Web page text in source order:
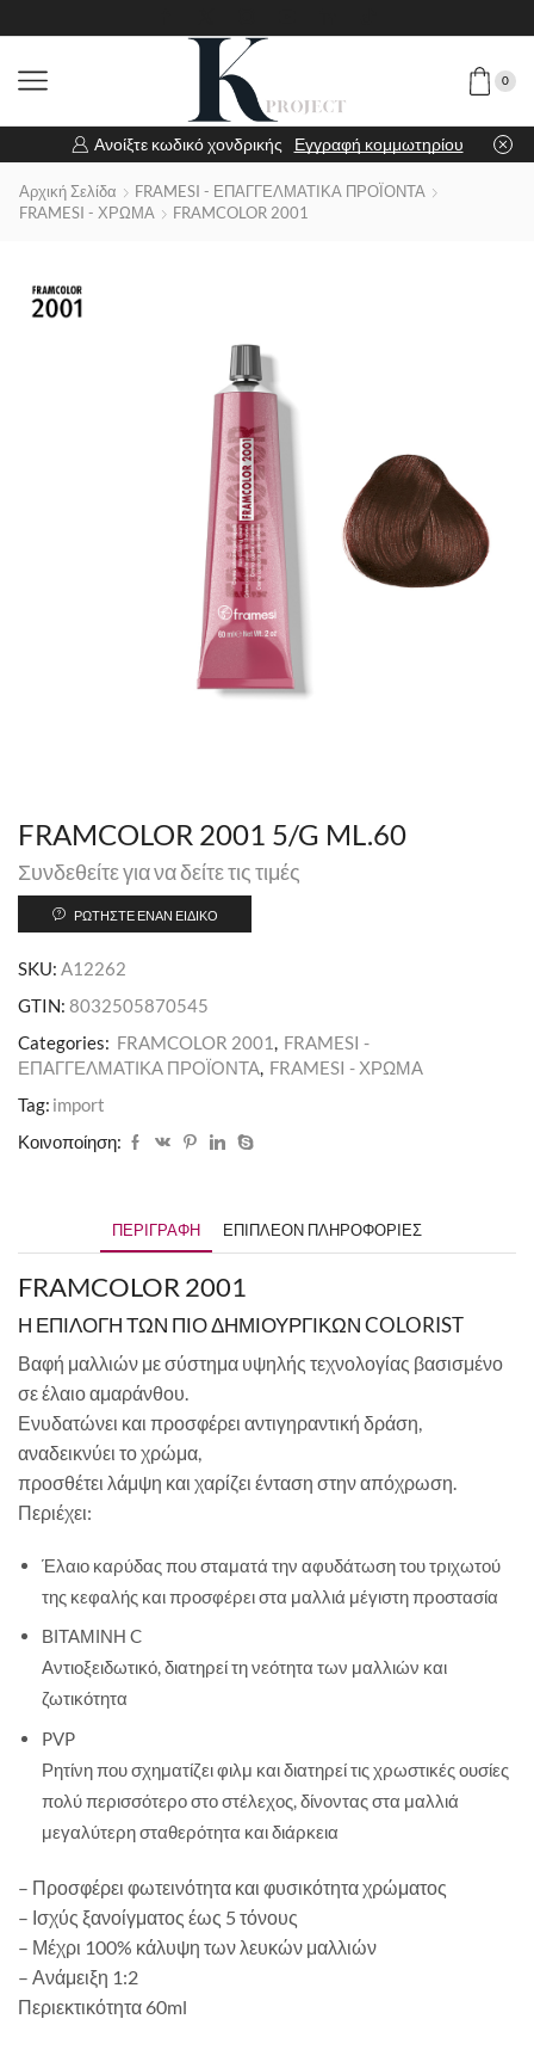
0
Ανοίξτε κωδικό χονδρικής Εγγραφή κομμωτηρίου
Αρχική Σελίδα
FRAMESI - ΕΠΑΓΓΕΛΜΑΤΙΚΑ ΠΡΟΪΟΝΤΑ
FRAMESI - ΧΡΩΜΑ
FRAMCOLOR 2001
FRAMCOLOR 2001 5/G ML.60
Συνδεθείτε για να δείτε τις τιμές
ΡΩΤΉΣΤΕ ΈΝΑΝ ΕΙΔΙΚΌ
SKU: A12262
GTIN: 8032505870545
Categories: FRAMCOLOR 2001, FRAMESI -
ΕΠΑΓΓΕΛΜΑΤΙΚΑ ΠΡΟΪΟΝΤΑ, FRAMESI - ΧΡΩΜΑ
Tag: import
Κοινοποίηση:
ΠΕΡΙΓΡΑΦΉ ΕΠΙΠΛΈΟΝ ΠΛΗΡΟΦΟΡΊΕΣ
FRAMCOLOR 2001
Η ΕΠΙΛΟΓΗ ΤΩΝ ΠΙΟ ΔΗΜΙΟΥΡΓΙΚΩΝ COLORIST
Βαφή μαλλιών με σύστημα υψηλής τεχνολογίας βασισμένο
σε έλαιο αμαράνθου.
Ενυδατώνει και προσφέρει αντιγηραντική δράση,
αναδεικνύει το χρώμα,
προσθέτει λάμψη και χαρίζει ένταση στην απόχρωση.
Περιέχει:
Έλαιο καρύδας που σταματά την αφυδάτωση του τριχωτού
της κεφαλής και προσφέρει στα μαλλιά μέγιστη προστασία
ΒΙΤΑΜΙΝΗ C
Αντιοξειδωτικό, διατηρεί τη νεότητα των μαλλιών και
ζωτικότητα
PVP
Ρητίνη που σχηματίζει φιλμ και διατηρεί τις χρωστικές ουσίες
πολύ περισσότερο στο στέλεχος, δίνοντας στα μαλλιά
μεγαλύτερη σταθερότητα και διάρκεια
– Προσφέρει φωτεινότητα και φυσικότητα χρώματος
– Ισχύς ξανοίγματος έως 5 τόνους
– Μέχρι 100% κάλυψη των λευκών μαλλιών
– Ανάμειξη 1:2
Περιεκτικότητα 60ml